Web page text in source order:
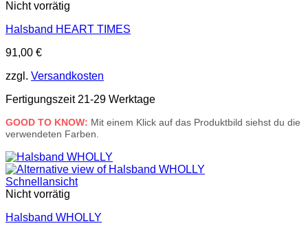
Nicht vorrätig
Halsband HEART TIMES
91,00 €
zzgl. Versandkosten
Fertigungszeit 21-29 Werktage
GOOD TO KNOW: Mit einem Klick auf das Produktbild siehst du die
verwendeten Farben.
Schnellansicht
Nicht vorrätig
Halsband WHOLLY